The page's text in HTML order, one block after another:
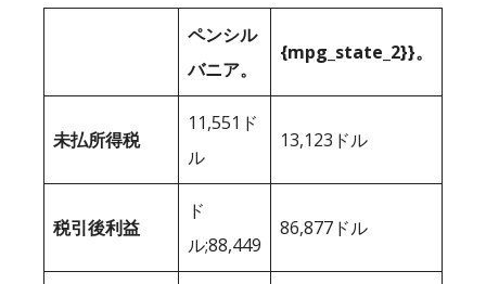
ペンシル
バニア。
{mpg_state_2}}。
未払所得税
11,551ド
ル
13,123ドル
税引後利益
ド
ル;88,449
86,877ドル